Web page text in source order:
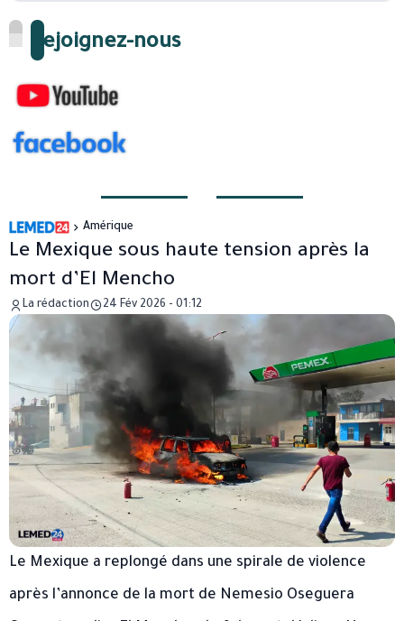
Rejoignez-nous
Amérique
Le Mexique sous haute tension après la
mort d’El Mencho
La rédaction 24 Fév 2026 - 01:12
Le Mexique a replongé dans une spirale de violence
après l’annonce de la mort de Nemesio Oseguera